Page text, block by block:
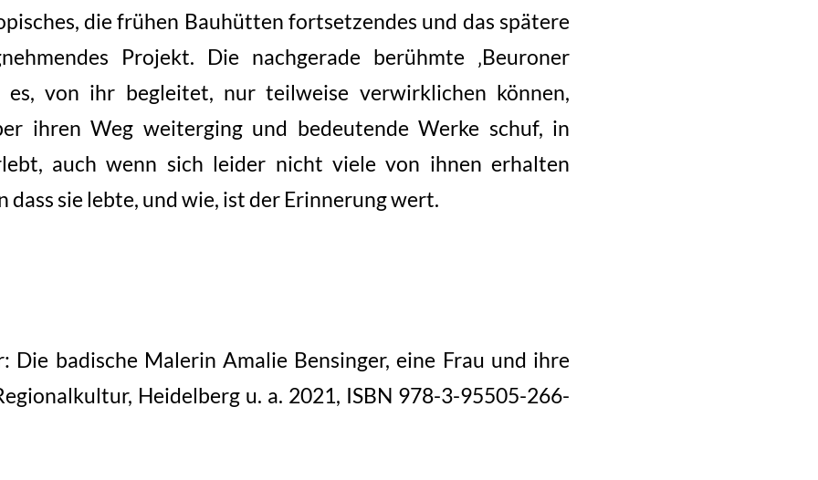
die frühen Bauhütten fortsetzendes und das spätere
Projekt. Die nachgerade berühmte ‚Beuroner
es, von ihr begleitet, nur teilweise verwirklichen können,
ihren Weg weiterging und bedeutende Werke schuf, in
auch wenn sich leider nicht viele von ihnen erhalten
dass sie lebte, und wie, ist der Erinnerung wert.
Die badische Malerin Amalie Bensinger, eine Frau und ihre
Heidelberg u. a. 2021, ISBN 978-3-95505-266-